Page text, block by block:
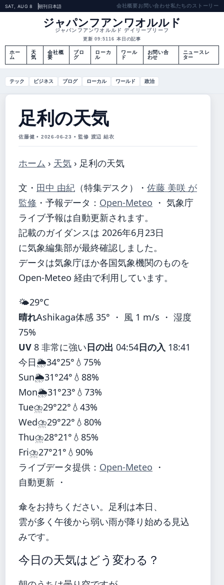
SAT, AUG 8 朝刊日本語 会社概要お問い合わせ私たちのストーリー
ジャパンフアンワオルルド
ジャパンフアンワオルルド デイリーブリーフ
更新 09:5116 本日の記事
ホー
ム
天
気
会社概
要
ブロ
グ
ローカ
ル
ワール
ド
お問い合
わせ
ニュースレ
ター
テック ビジネス ブログ ローカル ワールド 政治
足利の天気
佐藤健 • 2026-06-23 • 監修 渡辺 結衣
ホーム › 天気 › 足利の天気
文・ 田中 由紀 （特集デスク） ・ 佐藤 美咲 が
監修 ・ 予報データ： Open-Meteo ・ 気象庁
ライブ予報は自動更新されます。
記載のガイダンスは 2026年6月23日
に気象編集部が最終確認しました。
データは気象庁ほか各国気象機関のものを
Open-Meteo 経由で利用しています。
🌤️29°C
晴れAshikaga体感 35° ・ 風 1 m/s ・ 湿度
75%
UV 8 非常に強い日の出 04:54日の入 18:41
今日🌦️34°25° 💧75%
Sun🌦️31°24° 💧88%
Mon🌦️31°23° 💧73%
Tue⛈️29°22° 💧43%
Wed⛈️29°22° 💧80%
Thu⛈️28°21° 💧85%
Fri⛈️27°21° 💧90%
ライブデータ提供： Open-Meteo ・
自動更新 ・
傘をお持ちください。足利は本日、
雲が多く午後から弱い雨が降り始める見込
みです。
今日の天気はどう変わる？